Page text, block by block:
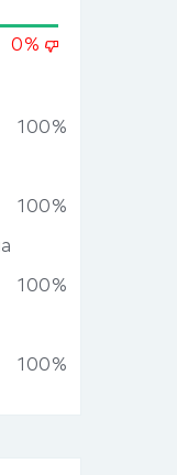
0%
100%
100%
100%
100%